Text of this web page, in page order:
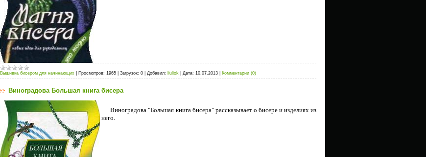
Вышивка бисером для начинающих Просмотров: 1965 Загрузок: 0 Добавил: liuliok Дата: 10.07.2013 Комментарии (0)
Виноградова Большая книга бисера
Виноградова "Большая книга бисера" рассказывает о бисере и изделиях из
него.